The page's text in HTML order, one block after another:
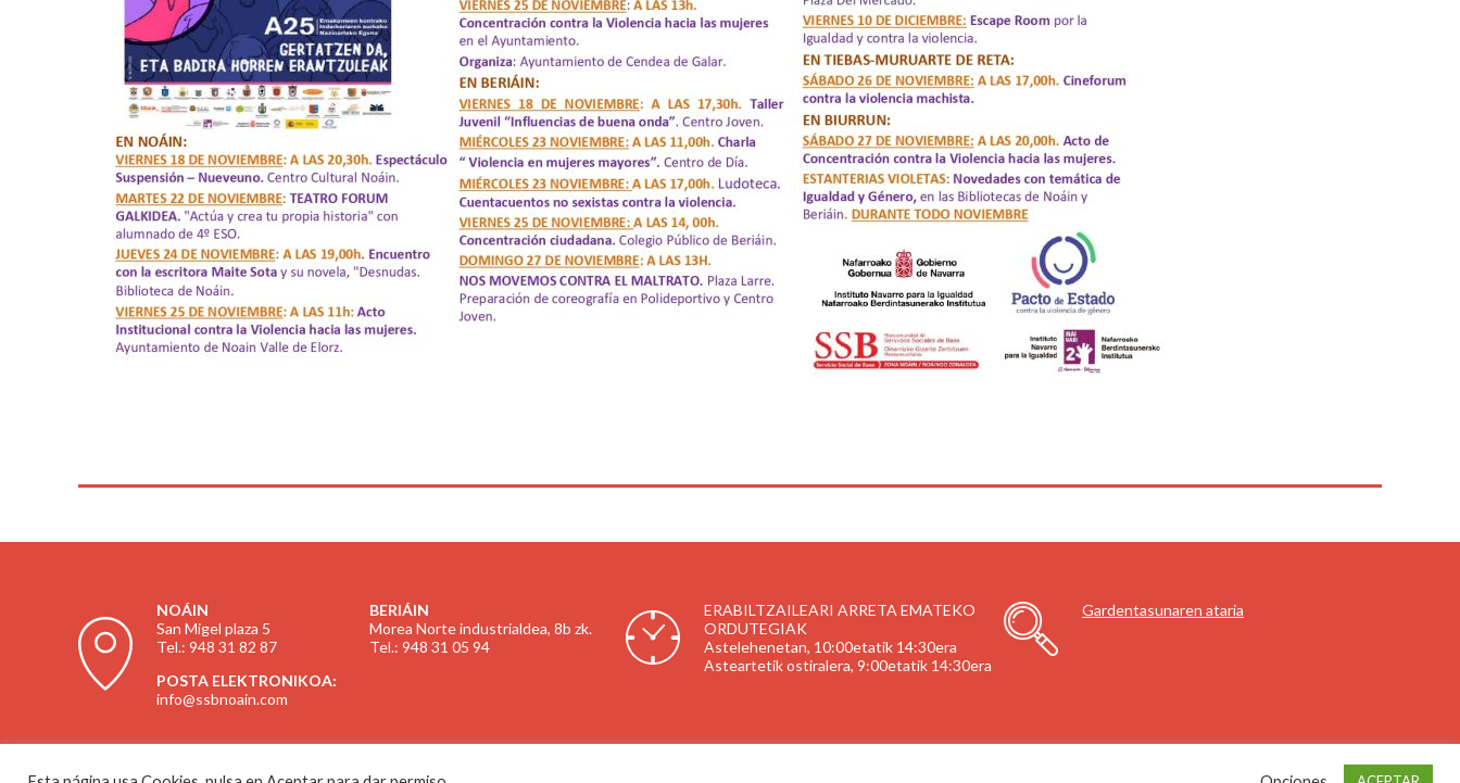
NOÁIN
San Migel plaza 5
Tel.: 948 31 82 87
POSTA ELEKTRONIKOA:
info@ssbnoain.com
BERIÁIN
Morea Norte industrialdea, 8b zk.
Tel.: 948 31 05 94
ERABILTZAILEARI ARRETA EMATEKO
ORDUTEGIAK
Astelehenetan, 10:00etatik 14:30era
Asteartetik ostiralera, 9:00etatik 14:30era
Gardentasunaren ataria